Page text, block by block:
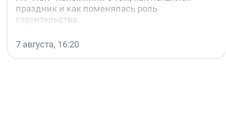
праздник и как поменялась роль
строительства.
7 августа, 16:20